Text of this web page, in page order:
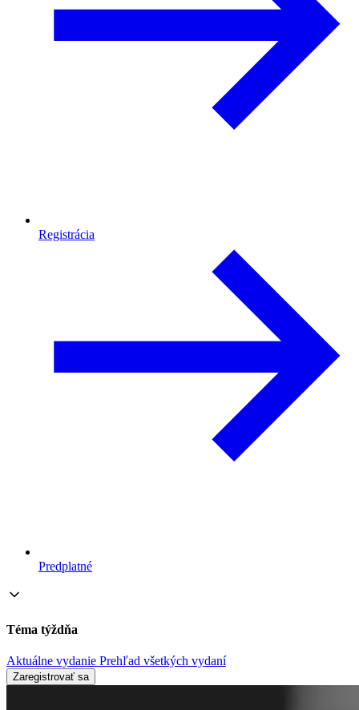
Registrácia
Predplatné
Téma týždňa
Aktuálne vydanie Prehľad všetkých vydaní
Zaregistrovať sa